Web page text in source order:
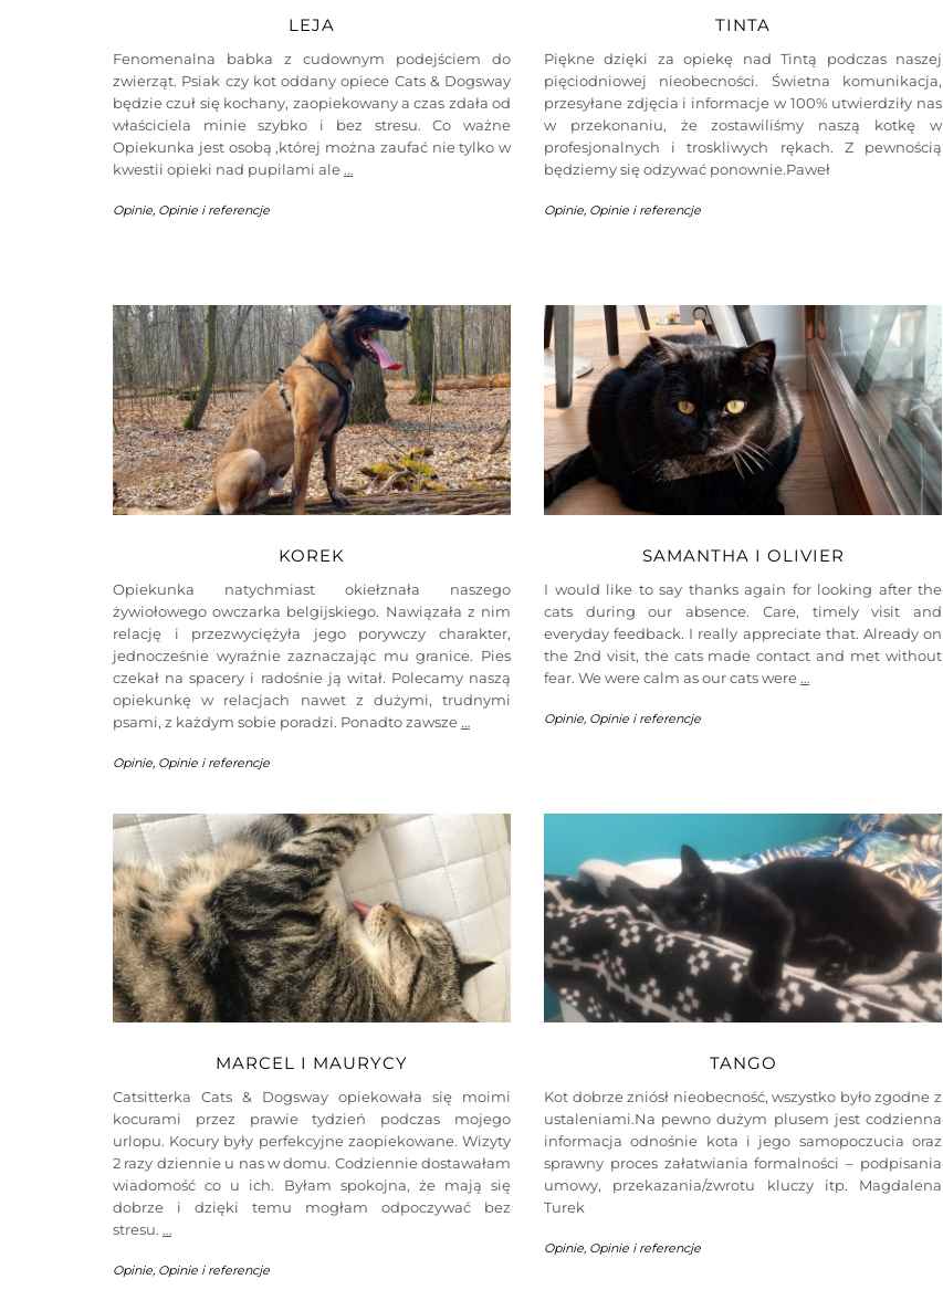
LEJA
Fenomenalna babka z cudownym podejściem do
zwierząt. Psiak czy kot oddany opiece Cats & Dogsway
będzie czuł się kochany, zaopiekowany a czas zdała od
właściciela minie szybko i bez stresu. Co ważne
Opiekunka jest osobą ,której można zaufać nie tylko w
kwestii opieki nad pupilami ale…
Opinie, Opinie i referencje
TINTA
Piękne dzięki za opiekę nad Tintą podczas naszej
pięciodniowej nieobecności. Świetna komunikacja,
przesyłane zdjęcia i informacje w 100% utwierdziły nas
w przekonaniu, że zostawiliśmy naszą kotkę w
profesjonalnych i troskliwych rękach. Z pewnością
będziemy się odzywać ponownie.Paweł
Opinie, Opinie i referencje
KOREK
Opiekunka natychmiast okiełznała naszego
żywiołowego owczarka belgijskiego. Nawiązała z nim
relację i przezwyciężyła jego porywczy charakter,
jednocześnie wyraźnie zaznaczając mu granice. Pies
czekał na spacery i radośnie ją witał. Polecamy naszą
opiekunkę w relacjach nawet z dużymi, trudnymi
psami, z każdym sobie poradzi. Ponadto zawsze …
Opinie, Opinie i referencje
SAMANTHA I OLIVIER
I would like to say thanks again for looking after the
cats during our absence. Care, timely visit and
everyday feedback. I really appreciate that. Already on
the 2nd visit, the cats made contact and met without
fear. We were calm as our cats were …
Opinie, Opinie i referencje
MARCEL I MAURYCY
Catsitterka Cats & Dogsway opiekowała się moimi
kocurami przez prawie tydzień podczas mojego
urlopu. Kocury były perfekcyjne zaopiekowane. Wizyty
2 razy dziennie u nas w domu. Codziennie dostawałam
wiadomość co u ich. Byłam spokojna, że mają się
dobrze i dzięki temu mogłam odpoczywać bez
stresu. …
Opinie, Opinie i referencje
TANGO
Kot dobrze zniósł nieobecność, wszystko było zgodne z
ustaleniami.Na pewno dużym plusem jest codzienna
informacja odnośnie kota i jego samopoczucia oraz
sprawny proces załatwiania formalności – podpisania
umowy, przekazania/zwrotu kluczy itp. Magdalena
Turek
Opinie, Opinie i referencje